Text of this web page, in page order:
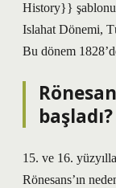
History}}
Islahat Dönemi,
Bu dönem
başladı?
15. ve 16.
Rönesans’ın